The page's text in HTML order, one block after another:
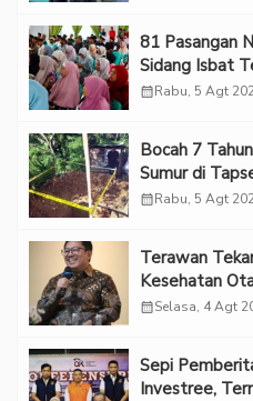
81 Pasangan
Sidang Isbat
calendar_monthRabu, 5 Agt
Bocah 7
Sumur di
calendar_monthRabu, 5 Agt
Terawan
Kesehatan
Forum 2026
calendar_monthSelasa, 4 Agt
Sepi
Investree,